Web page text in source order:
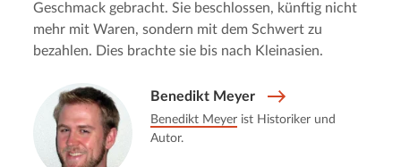
Geschmack gebracht. Sie beschlossen, künftig nicht
mehr mit Waren, sondern mit dem Schwert zu
bezahlen. Dies brachte sie bis nach Kleinasien.
Benedikt Meyer
Benedikt Meyerist Historiker und
Autor.